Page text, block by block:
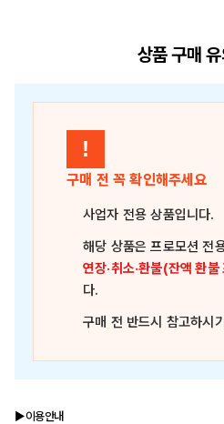
상품 구매
!
구매 전 꼭 확인해주세요
사업자 전용 상품입니다.
해당 상품은프로모션 전
연장·취소·환불(잔액 환
다.
구매 전 반드시 참고하시
▶이용안내